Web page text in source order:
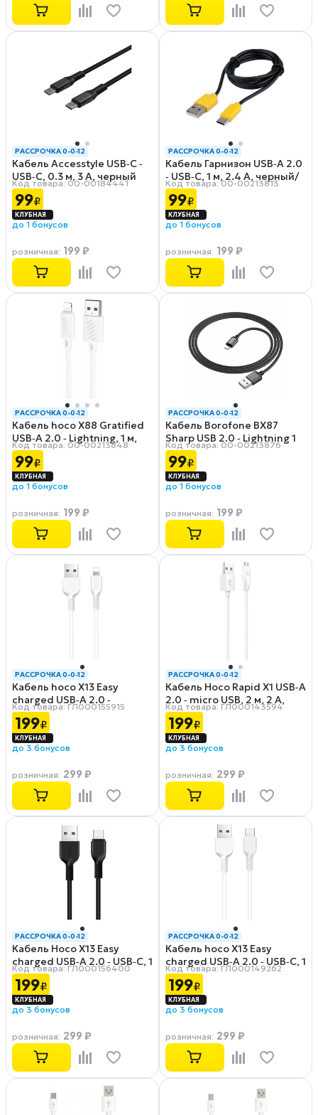
РАССРОЧКА 0-0-12
Кабель Accesstyle USB‑C ‑
USB‑C, 0.3 м, 3 А, черный
(CC30‑TF30)
Код товара: 00-00184441
99₽
до 1 бонусов
розничная: 199 ₽
РАССРОЧКА 0-0-12
Кабель Гарнизон USB‑A 2.0
‑ USB‑C, 1 м, 2.4 А, черный/
желтый
(GCC‑USB2‑AMCM‑1M‑BY)
Код товара: 00-00213813
99₽
до 1 бонусов
розничная: 199 ₽
РАССРОЧКА 0-0-12
Кабель hoco X88 Gratified
USB‑A 2.0 ‑ Lightning, 1 м,
2.4 А, белый
Код товара: 00-00213848
99₽
до 1 бонусов
розничная: 199 ₽
РАССРОЧКА 0-0-12
Кабель Borofone BX87
Sharp USB 2.0 ‑ Lightning 1
м, 2.4 A, черный
Код товара: 00-00213876
99₽
до 1 бонусов
розничная: 199 ₽
РАССРОЧКА 0-0-12
Кабель hoco X13 Easy
charged USB‑A 2.0 ‑
Lightning, 1 м, 2 А, белый
Код товара: ГЛ000155915
199₽
до 3 бонусов
розничная: 299 ₽
РАССРОЧКА 0-0-12
Кабель Hoco Rapid X1 USB‑A
2.0 ‑ micro USB, 2 м, 2 А,
белый
Код товара: ГЛ000143594
199₽
до 3 бонусов
розничная: 299 ₽
РАССРОЧКА 0-0-12
Кабель Hoco X13 Easy
charged USB‑A 2.0 ‑ USB‑C, 1
м, 2 А, черный
Код товара: ГЛ000156400
199₽
до 3 бонусов
розничная: 299 ₽
РАССРОЧКА 0-0-12
Кабель hoco X13 Easy
charged USB‑A 2.0 ‑ USB‑C, 1
м, 2 А, белый
Код товара: ГЛ000149262
199₽
до 3 бонусов
розничная: 299 ₽